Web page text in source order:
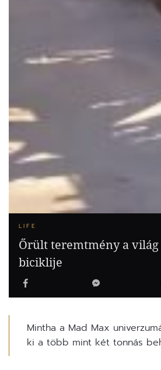
LIFE
Őrült teremtmény a világ
biciklije
Mintha a Mad Max
ki a több mint két tonnás